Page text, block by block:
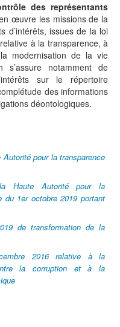
des représentants
œuvre les missions de la
d’intérêts, issues de la loi
à la transparence, à
modernisation de la vie
s’assure notamment de
sur le répertoire
des informations
déontologiques.
pour la transparence
Haute Autorité pour la
du 1er octobre 2019 portant
de transformation de la
2016 relative à la
la corruption et à la